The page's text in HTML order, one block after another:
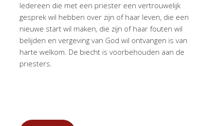
Iedereen die met een priester een vertrouwelijk
gesprek wil hebben over zijn of haar leven, die een
nieuwe start wil maken, die zijn of haar fouten wil
belijden en vergeving van God wil ontvangen is van
harte welkom. De biecht is voorbehouden aan de
priesters.